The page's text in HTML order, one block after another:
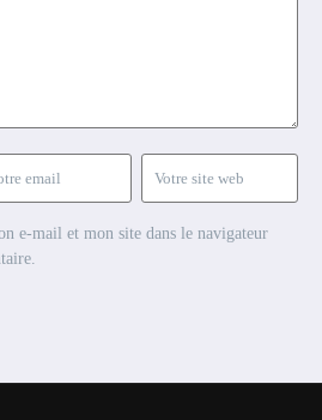
e-mail et mon site dans le navigateur